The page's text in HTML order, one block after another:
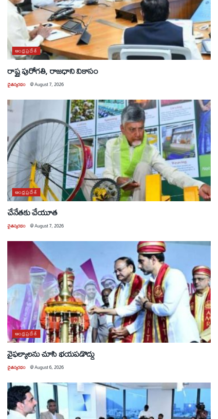
ఆంధ్రప్రదేశ్
రాష్ట్ర పురోగతి, రాజధాని వికాసం
చైతన్యరధం @August 7, 2026
ఆంధ్రప్రదేశ్
చేనేతకు చేయూత
చైతన్యరధం @August 7, 2026
ఆంధ్రప్రదేశ్
వైఫల్యాలను చూసి భయపడొద్దు
చైతన్యరధం @August 6, 2026